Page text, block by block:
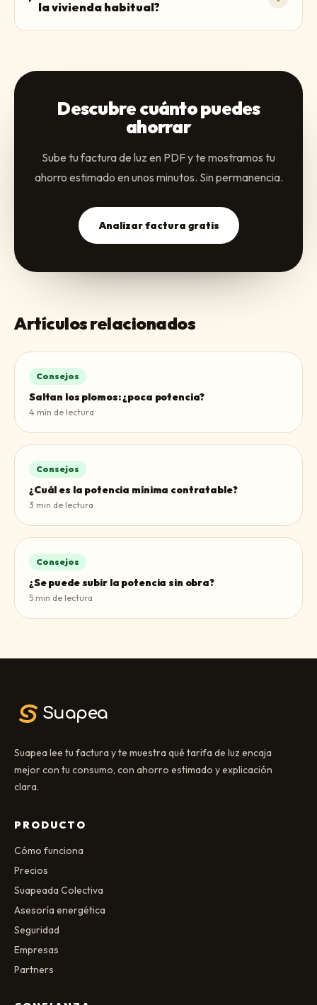
la vivienda habitual?
Descubre cuánto puedes
ahorrar
Sube tu factura de luz en PDF y te mostramos tu
ahorro estimado en unos minutos. Sin permanencia.
Analizar factura gratis
Artículos relacionados
Consejos
Saltan los plomos: ¿poca potencia?
4 min de lectura
Consejos
¿Cuál es la potencia mínima contratable?
3 min de lectura
Consejos
¿Se puede subir la potencia sin obra?
5 min de lectura
Suapea
Suapea lee tu factura y te muestra qué tarifa de luz encaja
mejor con tu consumo, con ahorro estimado y explicación
clara.
PRODUCTO
Cómo funciona
Precios
Suapeada Colectiva
Asesoría energética
Seguridad
Empresas
Partners